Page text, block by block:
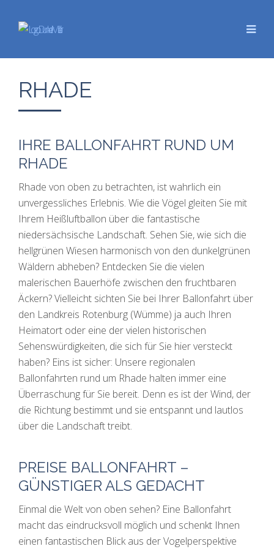
RHADE
IHRE BALLONFAHRT RUND UM
RHADE
Rhade von oben zu betrachten, ist wahrlich ein
unvergessliches Erlebnis. Wie die Vögel gleiten Sie mit
Ihrem Heißluftballon über die fantastische
niedersächsische Landschaft. Sehen Sie, wie sich die
hellgrünen Wiesen harmonisch von den dunkelgrünen
Wäldern abheben? Entdecken Sie die vielen
malerischen Bauerhöfe zwischen den fruchtbaren
Äckern? Vielleicht sichten Sie bei Ihrer Ballonfahrt über
den Landkreis Rotenburg (Wümme) ja auch Ihren
Heimatort oder eine der vielen historischen
Sehenswürdigkeiten, die sich für Sie hier versteckt
haben? Eins ist sicher: Unsere regionalen
Ballonfahrten rund um Rhade halten immer eine
Überraschung für Sie bereit. Denn es ist der Wind, der
die Richtung bestimmt und sie entspannt und lautlos
über die Landschaft treibt.
PREISE BALLONFAHRT –
GÜNSTIGER ALS GEDACHT
Einmal die Welt von oben sehen? Eine Ballonfahrt
macht das eindrucksvoll möglich und schenkt Ihnen
einen fantastischen Blick aus der Vogelperspektive